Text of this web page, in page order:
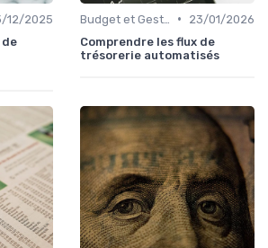
12/2025
•
23/01/2026
Comprendre les flux de
trésorerie automatisés